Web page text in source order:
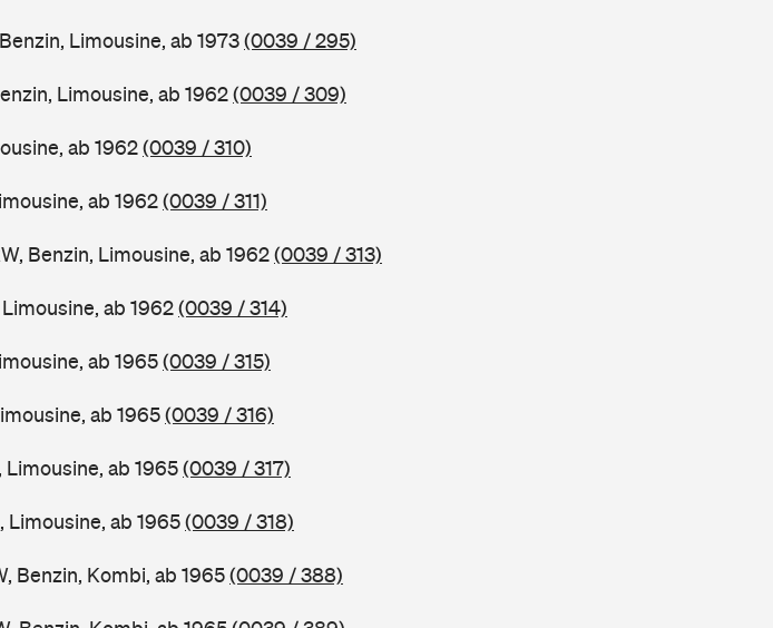
Limousine, ab 1973(0039 / 295)
Limousine, ab 1962(0039 / 309)
ab 1962(0039 / 310)
ab 1962(0039 / 311)
Benzin, Limousine, ab 1962(0039 / 313)
ab 1962(0039 / 314)
ab 1965(0039 / 315)
ab 1965(0039 / 316)
ab 1965(0039 / 317)
Limousine, ab 1965(0039 / 318)
Benzin, Kombi, ab 1965(0039 / 388)